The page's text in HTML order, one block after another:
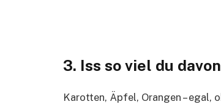
3. Iss so viel du
Karotten, Äpfel, Orangen – egal,